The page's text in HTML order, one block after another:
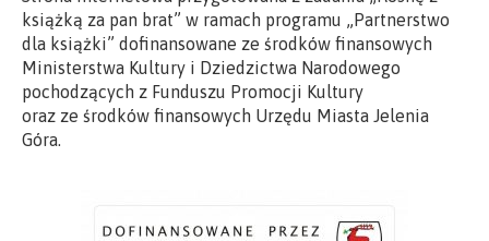
książką za pan brat” w ramach programu „Partnerstwo
dla książki” dofinansowane ze środków finansowych
Ministerstwa Kultury i Dziedzictwa Narodowego
pochodzących z Funduszu Promocji Kultury
oraz ze środków finansowych Urzędu Miasta Jelenia
Góra.